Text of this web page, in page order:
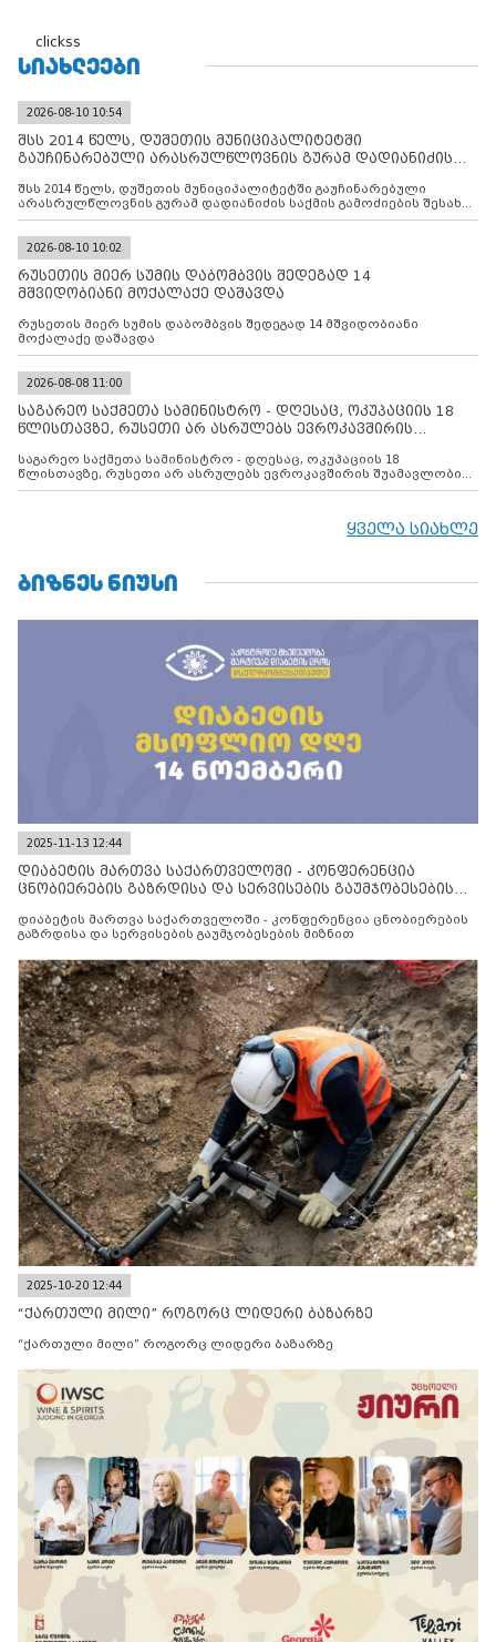
clickss
ᲡᲘᲐᲮᲚᲔᲔᲑᲘ
2026-08-10 10:54
შსს 2014 წელს, დუშეთის მუნიციპალიტეტში
გაუჩინარებული არასრულწლოვნის გურამ დადიანიძის
შსს 2014 წელს, დუშეთის მუნიციპალიტეტში გაუჩინარებული
არასრულწლოვნის გურამ დადიანიძის საქმის გამოძიების შესახებ
ინფორმაციას ავრცელებს
2026-08-10 10:02
რუსეთის მიერ სუმის დაბომბვის შედეგად 14
მშვიდობიანი მოქალაქე დაშავდა
რუსეთის მიერ სუმის დაბომბვის შედეგად 14 მშვიდობიანი
მოქალაქე დაშავდა
2026-08-08 11:00
საგარეო საქმეთა სამინისტრო - დღესაც, ოკუპაციის 18
წლისთავზე, რუსეთი არ ასრულებს ევროკავშირის
საგარეო საქმეთა სამინისტრო - დღესაც, ოკუპაციის 18
წლისთავზე, რუსეთი არ ასრულებს ევროკავშირის შუამავლობით
დადებულ 2008 წლის 12 აგვისტოს ცეცხლის შეწყვეტის
მილიტარიზაციის პროცესს და აქტიურად დგამს ნაბიჯებს მათი
ყველა სიახლე
ᲑᲘᲖᲜᲔᲡ ᲜᲘᲣᲡᲘ
2025-11-13 12:44
დიაბეტის მართვა საქართველოში - კონფერენცია
ცნობიერების გაზრდისა და სერვისების გაუმჯობესების
დიაბეტის მართვა საქართველოში - კონფერენცია ცნობიერების
გაზრდისა და სერვისების გაუმჯობესების მიზნით
2025-10-20 12:44
“ქართული მილი” როგორც ლიდერი ბაზარზე
“ქართული მილი” როგორც ლიდერი ბაზარზე